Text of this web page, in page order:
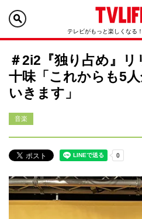
テレビがもっと楽しくなる
＃2i2『独り占め』リ
十味「これからも5
いきます」
音楽